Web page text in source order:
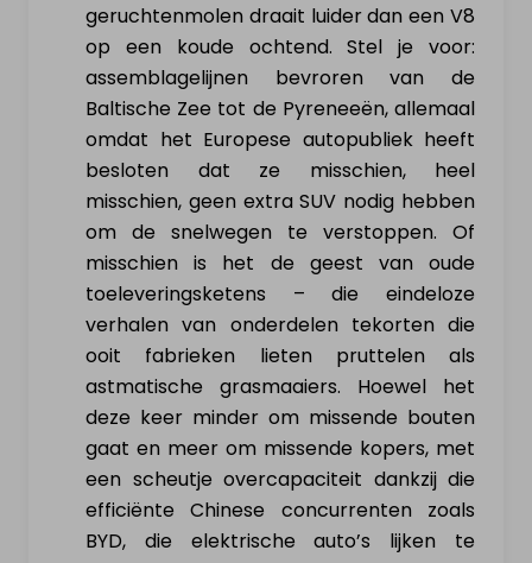
geruchtenmolen draait luider dan een V8
op een koude ochtend. Stel je voor:
assemblagelijnen bevroren van de
Baltische Zee tot de Pyreneeën, allemaal
omdat het Europese autopubliek heeft
besloten dat ze misschien, heel
misschien, geen extra SUV nodig hebben
om de snelwegen te verstoppen. Of
misschien is het de geest van oude
toeleveringsketens – die eindeloze
verhalen van onderdelen tekorten die
ooit fabrieken lieten pruttelen als
astmatische grasmaaiers. Hoewel het
deze keer minder om missende bouten
gaat en meer om missende kopers, met
een scheutje overcapaciteit dankzij die
efficiënte Chinese concurrenten zoals
BYD, die elektrische auto’s lijken te